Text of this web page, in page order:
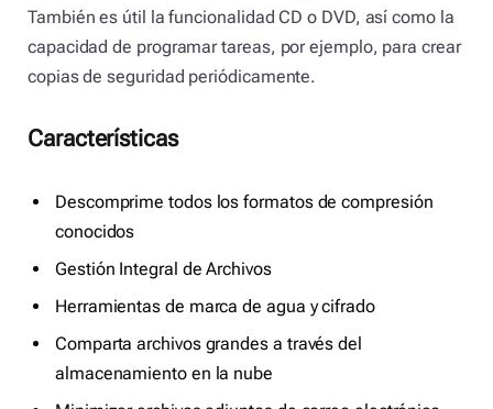
También es útil la funcionalidad CD o DVD, así como la
capacidad de programar tareas, por ejemplo, para crear
copias de seguridad periódicamente.
Características
Descomprime todos los formatos de compresión
conocidos
Gestión Integral de Archivos
Herramientas de marca de agua y cifrado
Comparta archivos grandes a través del
almacenamiento en la nube